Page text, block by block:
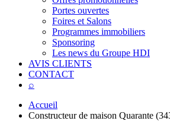
Portes ouvertes
Foires et Salons
Programmes immobiliers
Sponsoring
Les news du Groupe HDI
AVIS CLIENTS
CONTACT
⌕
Accueil
Constructeur de maison Quarante